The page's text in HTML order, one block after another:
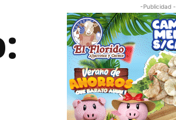
-Publicidad -